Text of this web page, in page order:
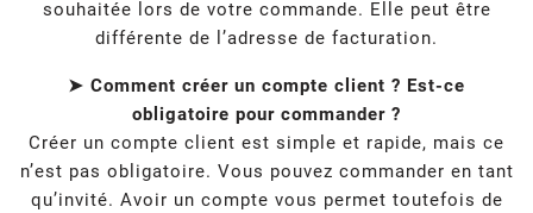
souhaitée lors de votre commande. Elle peut être
différente de l’adresse de facturation.
➤ Comment créer un compte client ? Est-ce
obligatoire pour commander ?
Créer un compte client est simple et rapide, mais ce
n’est pas obligatoire. Vous pouvez commander en tant
qu’invité. Avoir un compte vous permet toutefois de